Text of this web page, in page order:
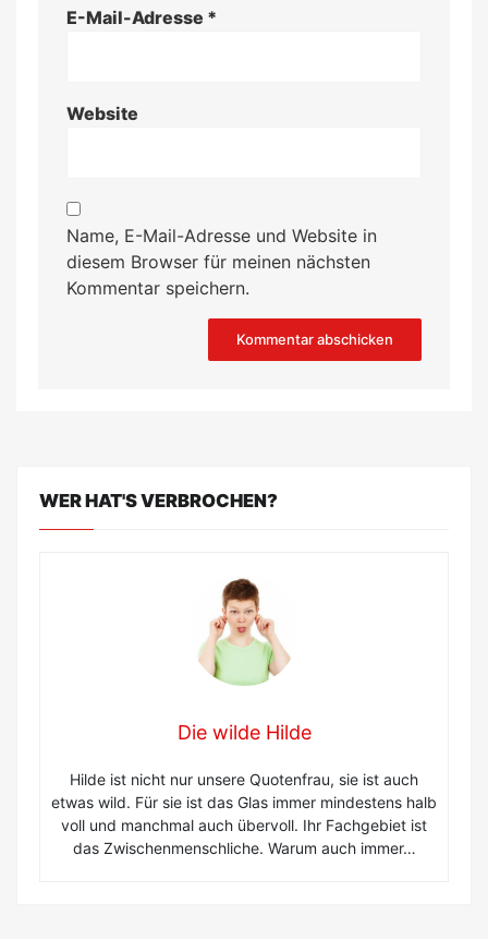
E-Mail-Adresse *
Website
Name, E-Mail-Adresse und Website in
diesem Browser für meinen nächsten
Kommentar speichern.
WER HAT'S VERBROCHEN?
Die wilde Hilde
Hilde ist nicht nur unsere Quotenfrau, sie ist auch
etwas wild. Für sie ist das Glas immer mindestens halb
voll und manchmal auch übervoll. Ihr Fachgebiet ist
das Zwischenmenschliche. Warum auch immer…